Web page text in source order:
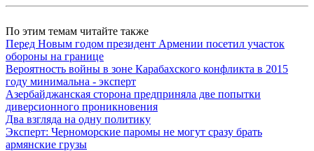
По этим темам читайте также
Перед Новым годом президент Армении посетил участок
обороны на границе
Вероятность войны в зоне Карабахского конфликта в 2015
году минимальна - эксперт
Азербайджанская сторона предприняла две попытки
диверсионного проникновения
Два взгляда на одну политику
Эксперт: Черноморские паромы не могут сразу брать
армянские грузы